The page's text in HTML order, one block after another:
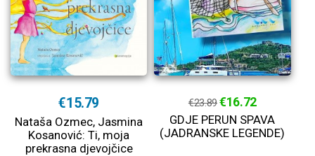
€15.79
Nataša Ozmec, Jasmina
Kosanović: Ti, moja
prekrasna djevojčice
€23.89€16.72
GDJE PERUN SPAVA
(JADRANSKE LEGENDE)